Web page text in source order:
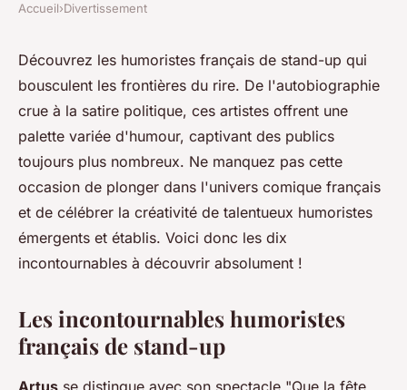
Accueil›Divertissement
Découvrez les humoristes français de stand-up qui
bousculent les frontières du rire. De l'autobiographie
crue à la satire politique, ces artistes offrent une
palette variée d'humour, captivant des publics
toujours plus nombreux. Ne manquez pas cette
occasion de plonger dans l'univers comique français
et de célébrer la créativité de talentueux humoristes
émergents et établis. Voici donc les dix
incontournables à découvrir absolument !
Les incontournables humoristes
français de stand-up